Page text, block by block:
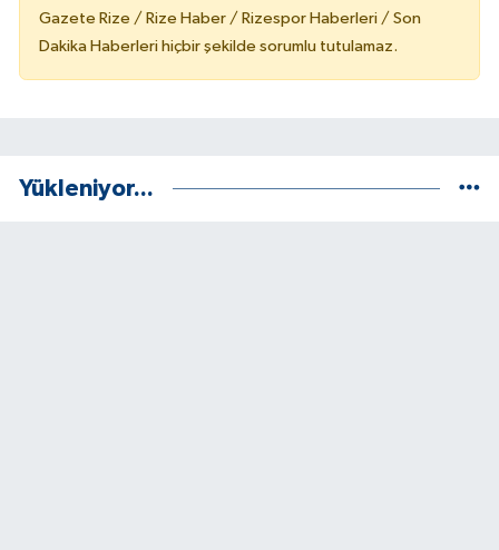
Gazete Rize / Rize Haber / Rizespor Haberleri / Son
Dakika Haberleri hiçbir şekilde sorumlu tutulamaz.
Yükleniyor...